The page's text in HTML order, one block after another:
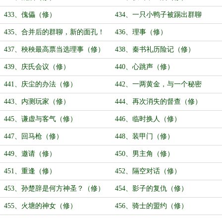
433、傀儡（修） 434、一只小鸭子被踢出群聊
（修）
435、合并后的群聊，新的面孔！
（修）
436、理事（修）
437、秧秧最高票当选理事（修） 438、秦书礼历险记（修）
439、庆氏会议（修） 440、心跳声（修）
441、庆尘的办法（修） 442、一两黄金，与一个秘密
（修）
443、内测玩家（修） 444、再次消失的督查（修）
445、谦虚与客气（修） 446、临时换人（修）
447、回马枪（修） 448、装甲门（修）
449、邀请（修） 450、男主角（修）
451、重逢（修） 452、隔空对话（修）
453、孙楚辞是何方神圣？（修） 454、影子的复仇（修）
455、火塘的神女（修） 456、骑士的盟约（修）